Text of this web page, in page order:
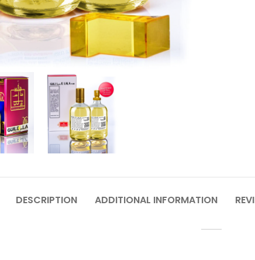
DESCRIPTION ADDITIONAL INFORMATION